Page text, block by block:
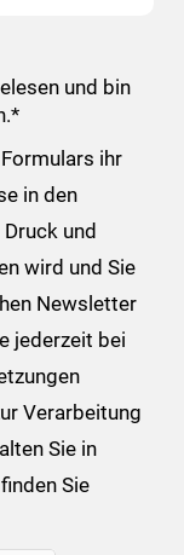
und bin
*
ihr
in den
und
wird und Sie
Newsletter
jederzeit bei
Verarbeitung
Sie